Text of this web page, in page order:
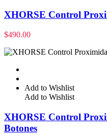
XHORSE Control
$490.00
Add to Wishlist
Add to Wishlist
XHORSE Control
Botones